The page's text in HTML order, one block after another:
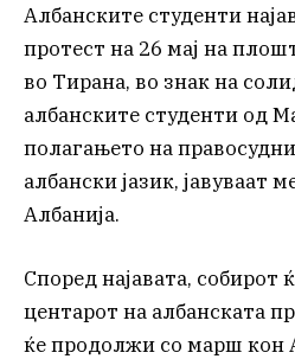
Албанските студенти
протест на 26 мај на
во Тирана, во знак на
албанските студенти од
полагањето на
албански јазик, јавуваат
Албанија.
Според најавата, собирот
центарот на албанската
ќе продолжи со марш кон